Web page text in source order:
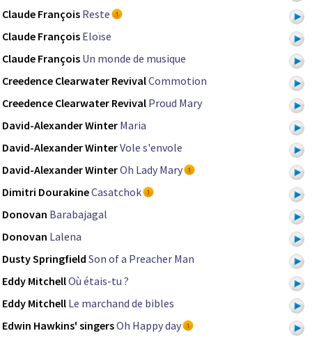
Claude François Reste
Claude François Eloïse
Claude François Un monde de musique
Creedence Clearwater RevivalCommotion
Creedence Clearwater Revival Proud Mary
David-Alexander Winter Maria
David-Alexander WinterVole s'envole
David-Alexander WinterOh Lady Mary
Dimitri DourakineCasatchok
Donovan Barabajagal
Donovan Lalena
Dusty Springfield Son of a Preacher Man
Eddy MitchellOù étais-tu ?
Eddy Mitchell Le marchand de bibles
Edwin Hawkins' singersOh Happy day